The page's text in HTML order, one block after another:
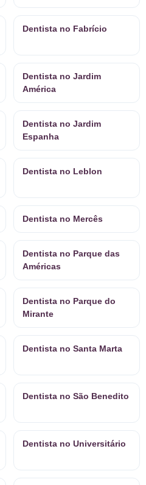
Dentista no Fabrício
Dentista no Jardim
América
Dentista no Jardim
Espanha
Dentista no Leblon
Dentista no Mercês
Dentista no Parque das
Américas
Dentista no Parque do
Mirante
Dentista no Santa Marta
Dentista no São Benedito
Dentista no Universitário